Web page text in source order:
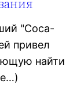
"Coca-
привел
найти